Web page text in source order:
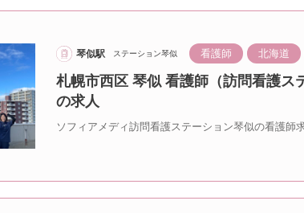
琴似駅 ステーション琴似 看護師 北海道
札幌市西区 琴似 看護師（訪問看護ス
の求人
ソフィアメディ訪問看護ステーション琴似の看護師求